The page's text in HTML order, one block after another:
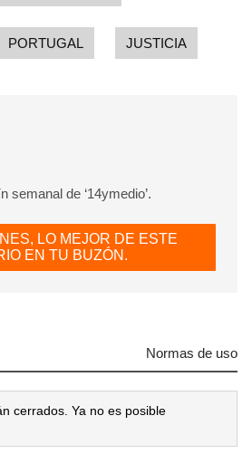
PORTUGAL JUSTICIA
semanal de ‘14ymedio’.
LO MEJOR DE ESTE
EN TU BUZÓN.
Normas de uso
cerrados. Ya no es posible